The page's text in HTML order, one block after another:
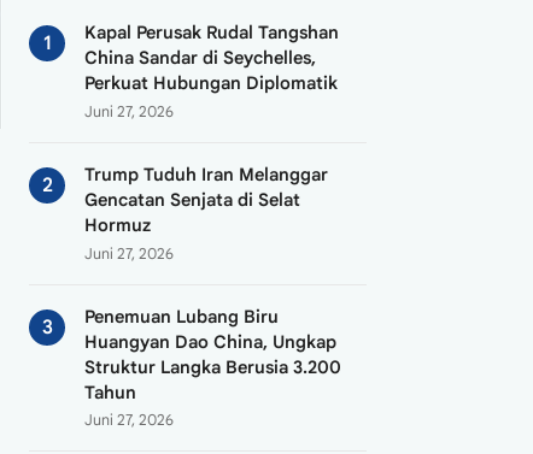
Kapal Perusak Rudal Tangshan
China Sandar di Seychelles,
Perkuat Hubungan Diplomatik
Juni 27, 2026
Trump Tuduh Iran Melanggar
Gencatan Senjata di Selat
Hormuz
Juni 27, 2026
Penemuan Lubang Biru
Huangyan Dao China, Ungkap
Struktur Langka Berusia 3.200
Tahun
Juni 27, 2026